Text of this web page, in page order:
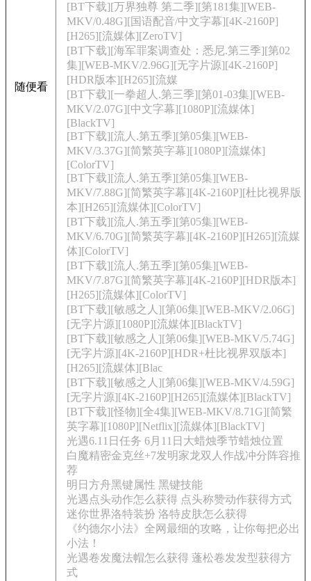
随便看
[BT下载][万界独尊 第二季][第181集][WEB-
MKV/0.48G][国语配音/中文字幕][4K-2160P]
[H265][流媒体][ZeroTV]
[BT下载][海军罪案调查处：悉尼.第三季][第02
集][WEB-MKV/2.96G][无字片源][4K-2160P]
[HDR版本][H265][流媒
[BT下载][一拳超人.第三季][第01-03集][WEB-
MKV/2.07G][中文字幕][1080P][流媒体]
[BlackTV]
[BT下载][流人.第五季][第05集][WEB-
MKV/3.37G][简繁英字幕][1080P][流媒体]
[ColorTV]
[BT下载][流人.第五季][第05集][WEB-
MKV/7.88G][简繁英字幕][4K-2160P][杜比视界版
本][H265][流媒体][ColorTV]
[BT下载][流人.第五季][第05集][WEB-
MKV/6.70G][简繁英字幕][4K-2160P][H265][流媒
体][ColorTV]
[BT下载][流人.第五季][第05集][WEB-
MKV/7.87G][简繁英字幕][4K-2160P][HDR版本]
[H265][流媒体][ColorTV]
[BT下载][敏感之人][第06集][WEB-MKV/2.06G]
[无字片源][1080P][流媒体][BlackTV]
[BT下载][敏感之人][第06集][WEB-MKV/5.74G]
[无字片源][4K-2160P][HDR+杜比视界双版本]
[H265][流媒体][Blac
[BT下载][敏感之人][第06集][WEB-MKV/4.59G]
[无字片源][4K-2160P][H265][流媒体][BlackTV]
[BT下载][怪物][全4集][WEB-MKV/8.71G][简繁
英字幕][1080P][Netflix][流媒体][BlackTV]
光遇6.11日任务 6月11日大蜡烛季节蜡烛位置
白魔精密金克丝+7发明家龙双人作战冲分阵容推
荐
明日方舟黑键属性 黑键技能
光遇点头动作怎么获得 点头称赞动作获得方式
迷你世界洛特装扮 洛特皮肤怎么获得
《约德尔小法》全网最细的攻略，让你每把必出
小法！
光遇卷发魔法帽怎么获得 蓬松卷发发型获得方
式